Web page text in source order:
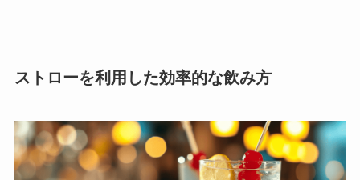
ストローを利用した効率的な飲み方